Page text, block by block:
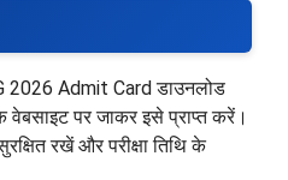
Admit Card डाउनलोड
वेबसाइट पर जाकर इसे प्राप्त करें।
रखें और परीक्षा तिथि के